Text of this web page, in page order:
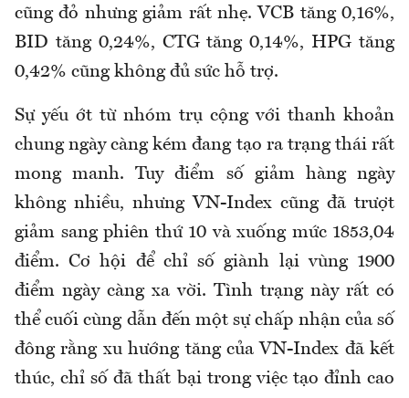
cũng đỏ nhưng giảm rất nhẹ. VCB tăng 0,16%,
BID tăng 0,24%, CTG tăng 0,14%, HPG tăng
0,42% cũng không đủ sức hỗ trợ.
Sự yếu ớt từ nhóm trụ cộng với thanh khoản
chung ngày càng kém đang tạo ra trạng thái rất
mong manh. Tuy điểm số giảm hàng ngày
không nhiều, nhưng VN-Index cũng đã trượt
giảm sang phiên thứ 10 và xuống mức 1853,04
điểm. Cơ hội để chỉ số giành lại vùng 1900
điểm ngày càng xa vời. Tình trạng này rất có
thể cuối cùng dẫn đến một sự chấp nhận của số
đông rằng xu hướng tăng của VN-Index đã kết
thúc, chỉ số đã thất bại trong việc tạo đỉnh cao